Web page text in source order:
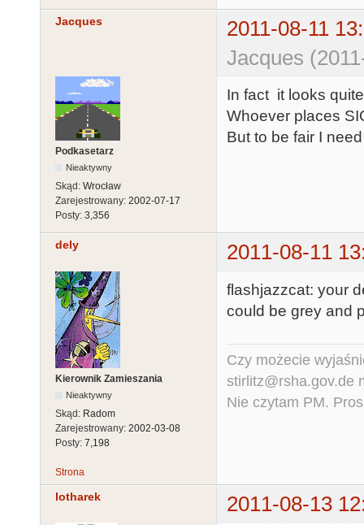
Jacques
2011-08-11
Jacques
Podkasetarz
Nieaktywny
Skąd: Wrocław
Zarejestrowany: 2002-07-17
Posty: 3,356
In fact it looks
Whoever places
But to be fair I
dely 2011-08-11
Kierownik Zamieszania
Nieaktywny
Skąd: Radom
Zarejestrowany: 2002-03-08
Posty: 7,198
flashjazzcat: your
could be grey and
Czy możecie
stirlitz@rsha.gov.de
Nie czytam PM.
Strona
lotharek 2011-08-13